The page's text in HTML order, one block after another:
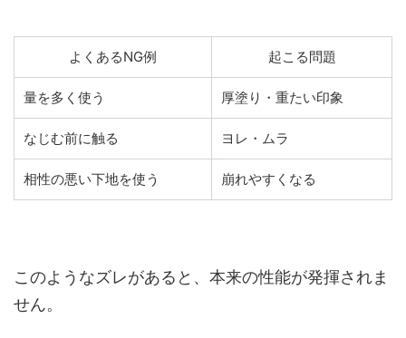
よくあるNG例 起こる問題
量を多く使う 厚塗り・重たい印象
なじむ前に触る ヨレ・ムラ
相性の悪い下地を使う 崩れやすくなる
このようなズレがあると、本来の性能が発揮されま
せん。